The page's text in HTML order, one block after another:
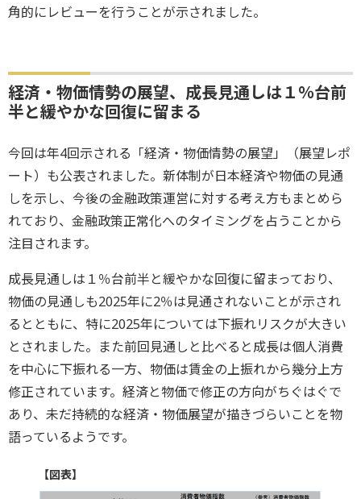
角的にレビューを行うことが示されました。
経済・物価情勢の展望、成長見通しは１％台前
半と緩やかな回復に留まる
今回は年4回示される「経済・物価情勢の展望」（展望レポ
ート）も公表されました。新体制が日本経済や物価の見通
しを示し、今後の金融政策運営に対する考え方もまとめら
れており、金融政策正常化へのタイミングを占うことから
注目されます。
成長見通しは１％台前半と緩やかな回復に留まっており、
物価の見通しも2025年に2％は見通されないことが示され
るとともに、特に2025年については下振れリスクが大きい
とされました。また前回見通しと比べると成長は個人消費
を中心に下振れる一方、物価は賃金の上振れから幾分上方
修正されています。経済と物価で修正の方向がちぐはぐで
あり、未だ持続的な経済・物価展望が描きづらいことを物
語っているようです。
【図表】